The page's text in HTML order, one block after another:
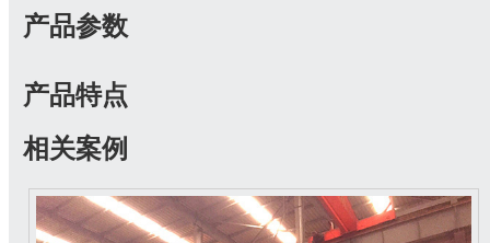
产品参数
产品特点
相关案例